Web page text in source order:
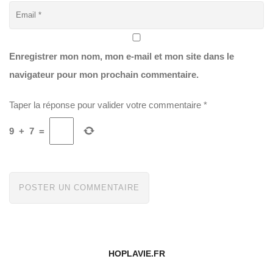
Enregistrer mon nom, mon e-mail et mon site dans le
navigateur pour mon prochain commentaire.
Taper la réponse pour valider votre commentaire *
9 + 7 =
HOPLAVIE.FR